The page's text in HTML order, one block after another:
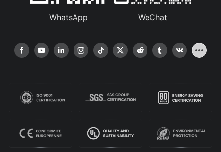
WhatsApp WeChat